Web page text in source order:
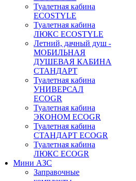
Туалетная кабина
ECOSTYLE
Туалетная кабина
ЛЮКС ECOSTYLE
Летний, дачный душ -
МОБИЛЬНАЯ
ДУШЕВАЯ КАБИНА
СТАНДАРТ
Туалетная кабина
УНИВЕРСАЛ
ECOGR
Туалетная кабина
ЭКОНОМ ECOGR
Туалетная кабина
СТАНДАРТ ECOGR
Туалетная кабина
ЛЮКС ECOGR
Мини АЗС
Заправочные